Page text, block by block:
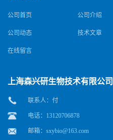
公司首页 公司介绍
公司动态 技术文章
在线留言
上海森兴研生物技术有限公司
联系人：付
电话：13120706878
邮箱： sxybio@163.com